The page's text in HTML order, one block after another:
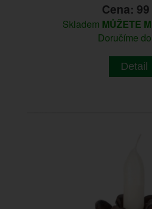
Cena:
Skladem MŮŽETE
Doručíme
Detail